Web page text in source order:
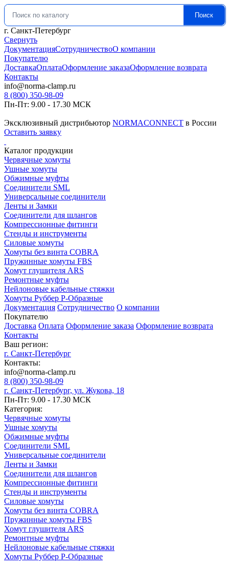
Искать: Поиск
г. Санкт-Петербург
Свернуть
ДокументацияСотрудничествоО компании
Покупателю
ДоставкаОплатаОформление заказаОформление возврата
Контакты
info@norma-clamp.ru
8 (800) 350-98-09
Пн-Пт: 9.00 - 17.30 МСК
Эксклюзивный дистрибьютор NORMACONNECT в России
Оставить заявку
Каталог продукции
Червячные хомуты
Ушные хомуты
Обжимные муфты
Соединители SML
Универсальные соединители
Ленты и Замки
Соединители для шлангов
Компрессионные фитинги
Стенды и инструменты
Силовые хомуты
Хомуты без винта COBRA
Пружинные хомуты FBS
Хомут глушителя ARS
Ремонтные муфты
Нейлоновые кабельные стяжки
Хомуты Руббер Р-Образные
Документация Сотрудничество О компании
Покупателю
Доставка Оплата Оформление заказа Оформление возврата
Контакты
Ваш регион:
г. Санкт-Петербург
Контакты:
info@norma-clamp.ru
8 (800) 350-98-09
г. Санкт-Петербург, ул. Жукова, 18
Пн-Пт: 9.00 - 17.30 МСК
Категория:
Червячные хомуты
Ушные хомуты
Обжимные муфты
Соединители SML
Универсальные соединители
Ленты и Замки
Соединители для шлангов
Компрессионные фитинги
Стенды и инструменты
Силовые хомуты
Хомуты без винта COBRA
Пружинные хомуты FBS
Хомут глушителя ARS
Ремонтные муфты
Нейлоновые кабельные стяжки
Хомуты Руббер Р-Образные